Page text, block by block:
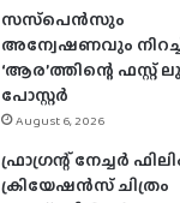
സസ്‌പെന്‍സും
അന്വേഷണവും
‘ആര’ത്തിന്റെ ഫസ്റ്റ്
പോസ്റ്റര്‍
August 6, 2026
ഫ്രാഗ്രന്റ് നേച്ചര്‍
ക്രിയേഷന്‍സ് ചിത്രം